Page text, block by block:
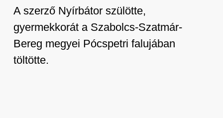
A szerző Nyírbátor szülötte,
gyermekkorát a Szabolcs-Szatmár-
Bereg megyei Pócspetri falujában
töltötte.